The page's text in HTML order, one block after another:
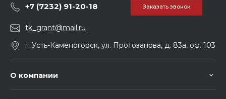
+7 (7232) 91-20-18 Заказать звонок
tk_grant@mail.ru
г. Усть-Каменогорск, ул. Протозанова, д. 83а, оф. 103
О компании